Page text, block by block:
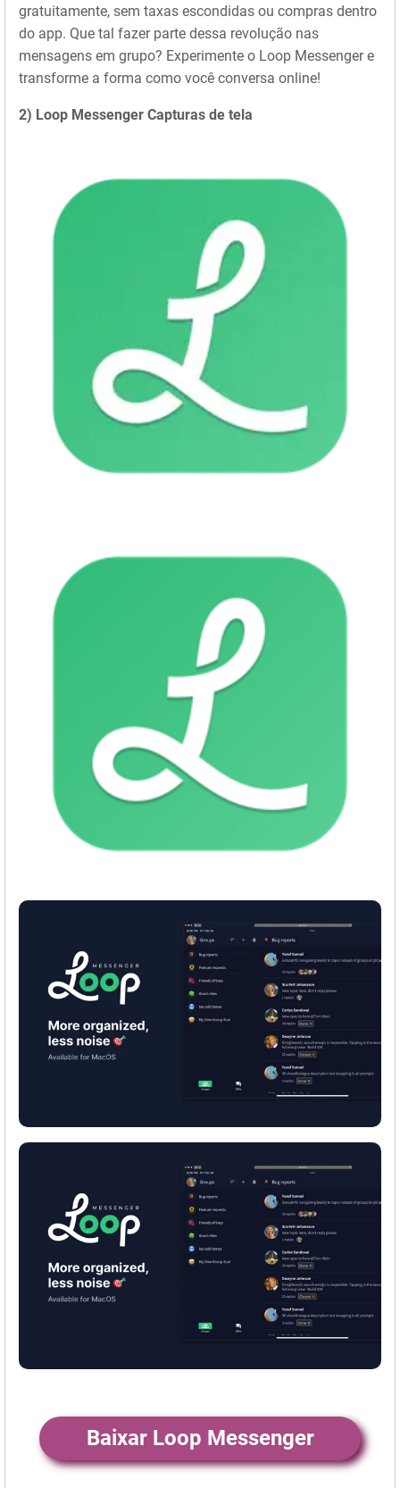
gratuitamente, sem taxas escondidas ou compras dentro
do app. Que tal fazer parte dessa revolução nas
mensagens em grupo? Experimente o Loop Messenger e
transforme a forma como você conversa online!
2) Loop Messenger Capturas de tela
Baixar Loop Messenger